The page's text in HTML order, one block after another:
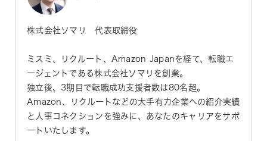
株式会社ソマリ 代表取締役
ミスミ、リクルート、Amazon Japanを経て、転職エ
ージェントである株式会社ソマリを創業。
独立後、3期目で転職成功支援者数は80名超。
Amazon、リクルートなどの大手有力企業への紹介実績
と人事コネクションを強みに、あなたのキャリアをサポ
ートいたします。